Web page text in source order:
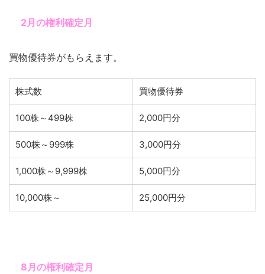
2月の権利確定月
買物優待券がもらえます。
株式数 買物優待券
100株～499株 2,000円分
500株～999株 3,000円分
1,000株～9,999株 5,000円分
10,000株～ 25,000円分
8月の権利確定月